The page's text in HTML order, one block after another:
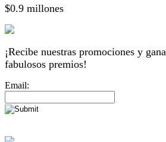
$0.9 millones
¡Recibe nuestras promociones y gana
fabulosos premios!
Email: